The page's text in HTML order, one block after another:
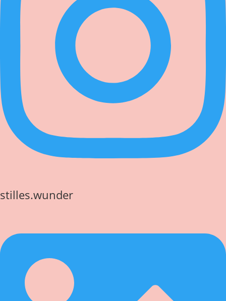
stilles.wunder